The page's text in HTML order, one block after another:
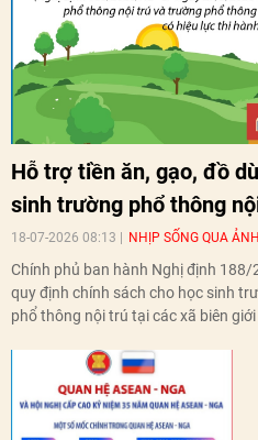
Hỗ trợ tiền ăn, gạo, đồ
sinh trường phổ thông
18-07-2026 08:13 NHỊP SỐNG QUA ẢNH
Chính phủ ban hành Nghị định
quy định chính sách cho học sinh
phổ thông nội trú tại các xã biên giới